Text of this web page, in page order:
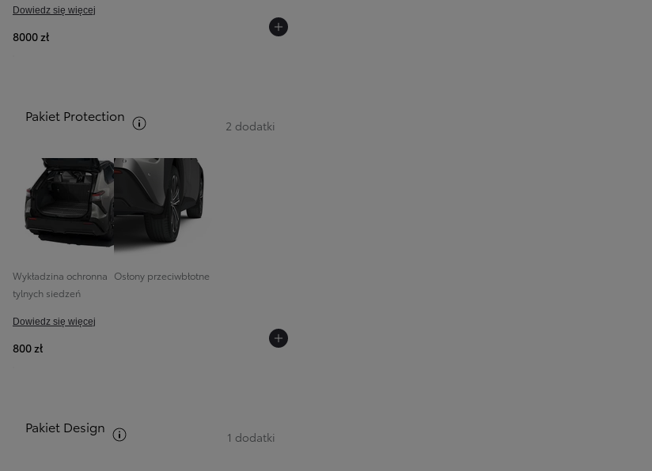
Od 105 300 zł
Corolla Hatchback
HYBRID
Dowiedz się więcej
8000 zł
Pakiet Protection
2 dodatki
Wykładzina ochronna
tylnych siedzeń
Osłony przeciwbłotne
Dowiedz się więcej
800 zł
Pakiet Design
1 dodatki